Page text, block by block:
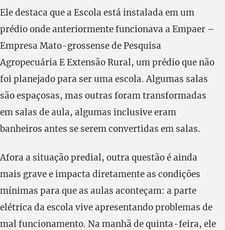
Ele destaca que a Escola está instalada em um
prédio onde anteriormente funcionava a Empaer –
Empresa Mato-grossense de Pesquisa
Agropecuária E Extensão Rural, um prédio que não
foi planejado para ser uma escola. Algumas salas
são espaçosas, mas outras foram transformadas
em salas de aula, algumas inclusive eram
banheiros antes se serem convertidas em salas.
Afora a situação predial, outra questão é ainda
mais grave e impacta diretamente as condições
mínimas para que as aulas aconteçam: a parte
elétrica da escola vive apresentando problemas de
mal funcionamento. Na manhã de quinta-feira, ele